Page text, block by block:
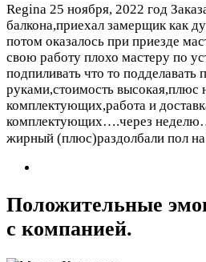
Regina 25 ноября, 2022 год
балкона,приехал замерщик как
потом оказалось при приезде
свою работу плохо мастеру по
подпиливать что то подделавать
руками,стоимость высокая,плюс
комплектующих,работа и
комплектующих….через
жирный (плюс)раздолбали пол
Положительные
с компанией.